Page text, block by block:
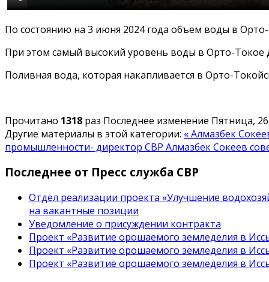
По состоянию на 3 июня 2024 года объем воды в
При этом самый высокий уровень воды в Орто-Токое
Поливная вода, которая накапливается в Орто-
Прочитано 1318 раз Последнее изменение Пятница,
Другие материалы в этой категории: « Алмазбек
промышленности- директор СВР Алмазбек Сокеев
Последнее от Пресс служба СВР
Отдел реализации проекта «Улучшение
на вакантные позиции
Уведомление о присуждении контракта
Проект «Развитие орошаемого земледелия в
Проект «Развитие орошаемого земледелия в
Проект «Развитие орошаемого земледелия в